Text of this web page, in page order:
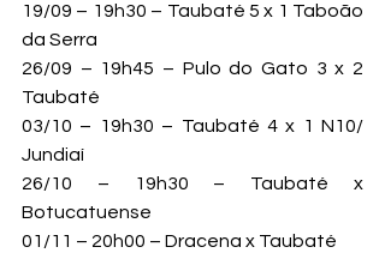
19/09 – 19h30 – Taubaté 5 x 1 Taboão
da Serra
26/09 – 19h45 – Pulo do Gato 3 x 2
Taubaté
03/10 – 19h30 – Taubaté 4 x 1 N10/
Jundiaí
26/10 – 19h30 – Taubaté x
Botucatuense
01/11 – 20h00 – Dracena x Taubaté